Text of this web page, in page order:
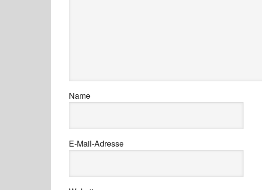
Name
E-Mail-Adresse